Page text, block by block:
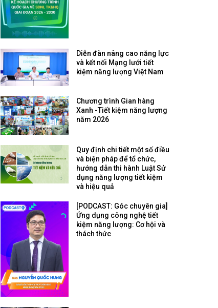
Diễn đàn nâng cao năng lực
và kết nối Mạng lưới tiết
kiệm năng lượng Việt Nam
Chương trình Gian hàng
Xanh -Tiết kiệm năng lượng
năm 2026
Quy định chi tiết một số điều
và biện pháp để tổ chức,
hướng dẫn thi hành Luật Sử
dụng năng lượng tiết kiệm
và hiệu quả
[PODCAST: Góc chuyên gia]
Ứng dụng công nghệ tiết
kiệm năng lượng: Cơ hội và
thách thức